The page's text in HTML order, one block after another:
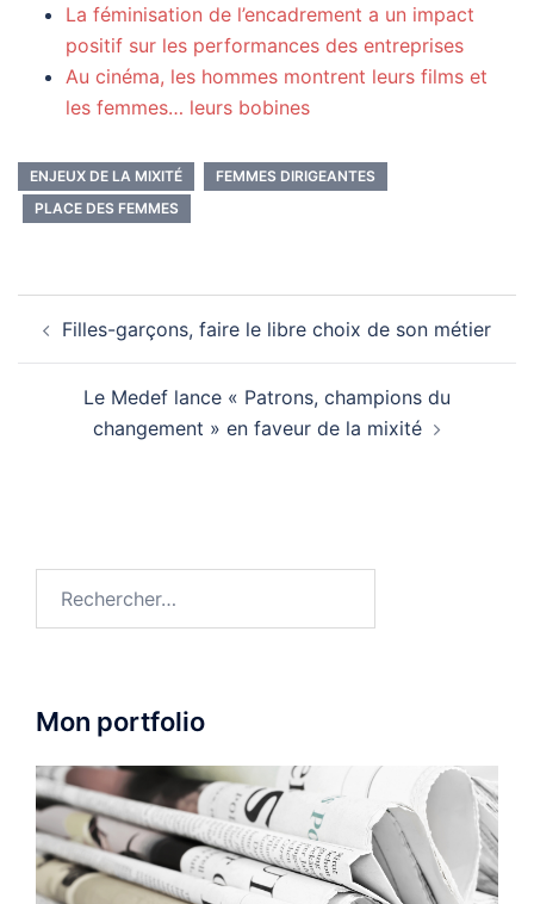
La féminisation de l’encadrement a un impact
positif sur les performances des entreprises
Au cinéma, les hommes montrent leurs films et
les femmes… leurs bobines
ENJEUX DE LA MIXITÉ
FEMMES DIRIGEANTES
PLACE DES FEMMES
d’article
Filles-garçons, faire le libre choix de son métier
Le Medef lance « Patrons, champions du
changement » en faveur de la mixité
Mon portfolio